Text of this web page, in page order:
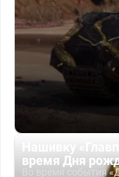
Нашивку
время Дня
Во время события